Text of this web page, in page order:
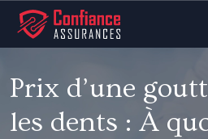
Prix d’une
les dents : À